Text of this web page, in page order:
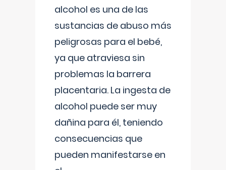
alcohol es una de las
sustancias de abuso más
peligrosas para el bebé,
ya que atraviesa sin
problemas la barrera
placentaria. La ingesta de
alcohol puede ser muy
dañina para él, teniendo
consecuencias que
pueden manifestarse en